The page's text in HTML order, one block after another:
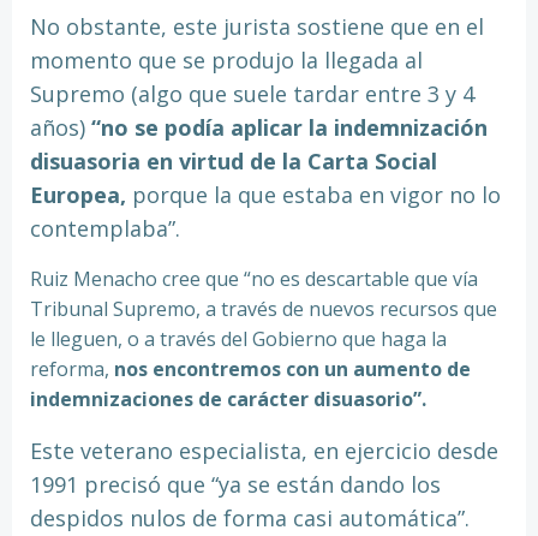
No obstante, este jurista sostiene que en el
momento que se produjo la llegada al
Supremo (algo que suele tardar entre 3 y 4
años) “no se podía aplicar la indemnización
disuasoria en virtud de la Carta Social
Europea, porque la que estaba en vigor no lo
contemplaba”.
Ruiz Menacho cree que “no es descartable que vía
Tribunal Supremo, a través de nuevos recursos que
le lleguen, o a través del Gobierno que haga la
reforma, nos encontremos con un aumento de
indemnizaciones de carácter disuasorio”.
Este veterano especialista, en ejercicio desde
1991 precisó que “ya se están dando los
despidos nulos de forma casi automática”.